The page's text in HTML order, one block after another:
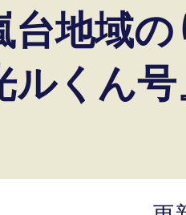
台地域
ルくん